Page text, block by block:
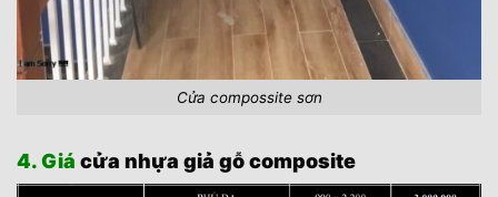
Cửa compossite sơn
4. Giá cửa nhựa giả gỗ composite